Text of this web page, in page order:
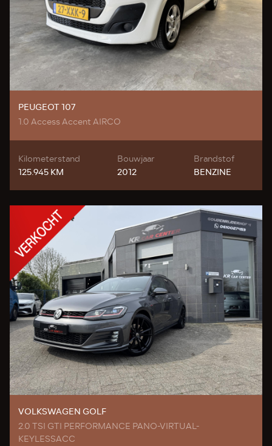
PEUGEOT 107
1.0 Access Accent AIRCO
Kilometerstand
125.945 KM
Bouwjaar
2012
Brandstof
BENZINE
VOLKSWAGEN GOLF
2.0 TSI GTI PERFORMANCE PANO-VIRTUAL-
KEYLESSACC